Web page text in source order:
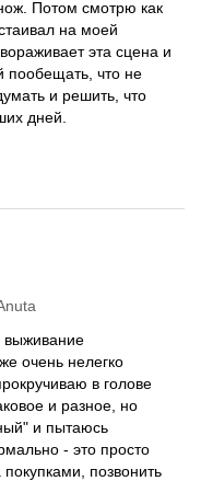
Потом смотрю как
на моей
эта сцена и
пообещать, что не
и решить, что
дней.
выживание
очень нелегко
в голове
и разное, но
и пытаюсь
- это просто
позвонить